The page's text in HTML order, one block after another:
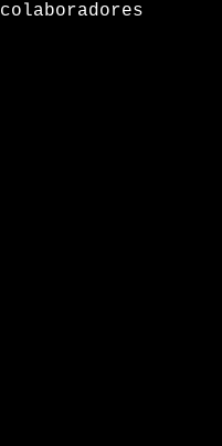
colaboradores